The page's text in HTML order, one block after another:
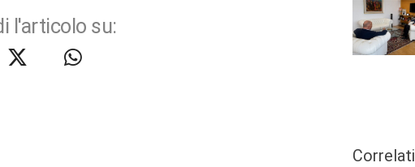
l'articolo su:
Correlati